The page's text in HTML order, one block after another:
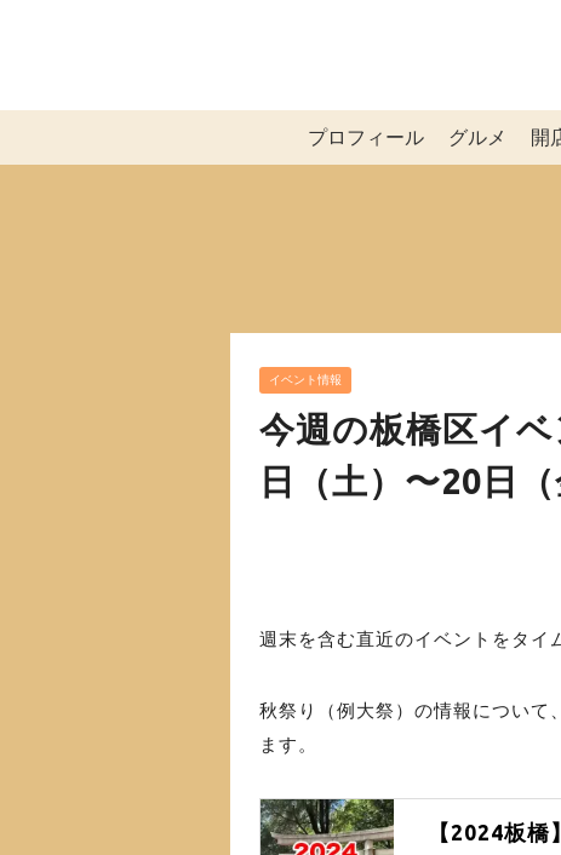
プロフィール グルメ 開
イベント情報
今週の板橋区イ
日（土）〜20日（
週末を含む直近のイベントをタイ
秋祭り（例大祭）の情報について
ます。
【2024板